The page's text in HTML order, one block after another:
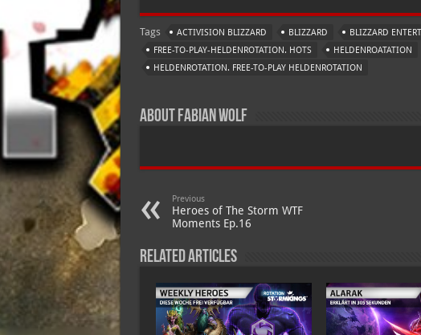
Tags ACTIVISION BLIZZARD BLIZZARD BLIZZARD
FREE-TO-PLAY-HELDENROTATION. HOTS
HELDENROATATION
HELDENROTATION. FREE-TO-PLAY HELDENROTATION
About Fabian Wolf
Previous
Heroes of The Storm WTF
Moments Ep.16
Related Articles